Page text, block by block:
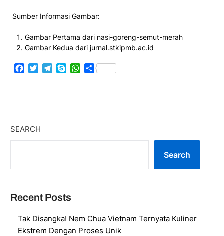
Sumber Informasi Gambar:
Gambar Pertama dari nasi-goreng-semut-merah
Gambar Kedua dari jurnal.stkipmb.ac.id
Facebook
TwitterTelegram
SkypeWhatsApp
Share
SEARCH
Search
Recent Posts
Tak Disangka! Nem Chua Vietnam Ternyata Kuliner
Ekstrem Dengan Proses Unik